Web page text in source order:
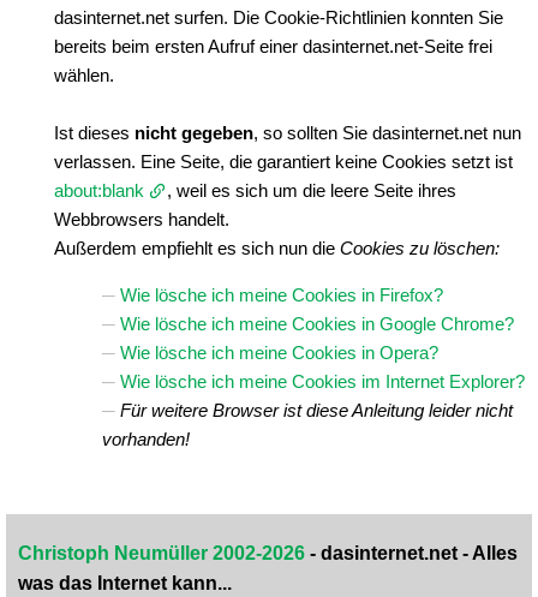
dasinternet.net surfen. Die Cookie-Richtlinien konnten Sie
bereits beim ersten Aufruf einer dasinternet.net-Seite frei
wählen.
Ist dieses nicht gegeben, so sollten Sie dasinternet.net nun
verlassen. Eine Seite, die garantiert keine Cookies setzt ist
about:blank
, weil es sich um die leere Seite ihres
Webbrowsers handelt.
Außerdem empfiehlt es sich nun die Cookies zu löschen:
Wie lösche ich meine Cookies in Firefox?
Wie lösche ich meine Cookies in Google Chrome?
Wie lösche ich meine Cookies in Opera?
Wie lösche ich meine Cookies im Internet Explorer?
Für weitere Browser ist diese Anleitung leider nicht
vorhanden!
Christoph Neumüller 2002-2026 - dasinternet.net - Alles
was das Internet kann...